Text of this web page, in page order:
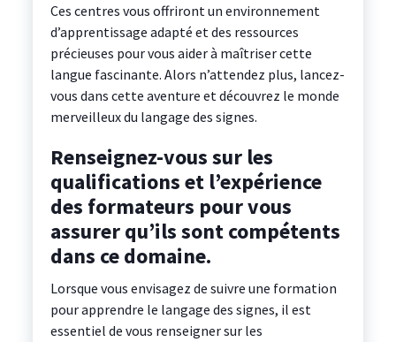
Ces centres vous offriront un environnement
d’apprentissage adapté et des ressources
précieuses pour vous aider à maîtriser cette
langue fascinante. Alors n’attendez plus, lancez-
vous dans cette aventure et découvrez le monde
merveilleux du langage des signes.
Renseignez-vous sur les
qualifications et l’expérience
des formateurs pour vous
assurer qu’ils sont compétents
dans ce domaine.
Lorsque vous envisagez de suivre une formation
pour apprendre le langage des signes, il est
essentiel de vous renseigner sur les